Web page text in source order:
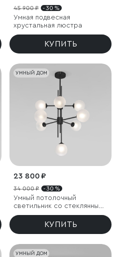
45 900 ₽ - 30 %
Умная подвесная
хрустальная люстра
КУПИТЬ
УМНЫЙ ДОМ
23 800 ₽
34 000 ₽ - 30 %
Умный потолочный
светильник со стеклянными
плафонами
КУПИТЬ
УМНЫЙ ДОМ